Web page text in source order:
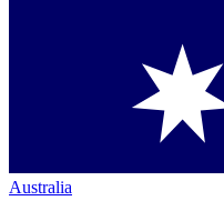
Australia